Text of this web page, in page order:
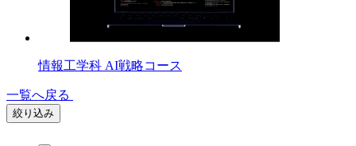
情報工学科 AI戦略コース
一覧へ戻る
絞り込み